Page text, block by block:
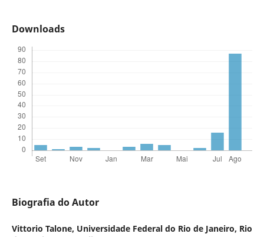
Downloads
Biografia do Autor
Vittorio Talone, Universidade Federal do Rio de Janeiro, Rio